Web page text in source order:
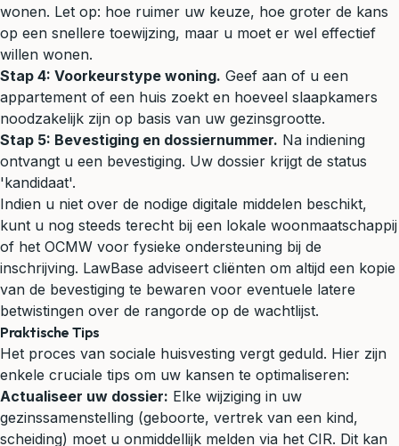
wonen. Let op: hoe ruimer uw keuze, hoe groter de kans
op een snellere toewijzing, maar u moet er wel effectief
willen wonen.
Stap 4: Voorkeurstype woning. Geef aan of u een
appartement of een huis zoekt en hoeveel slaapkamers
noodzakelijk zijn op basis van uw gezinsgrootte.
Stap 5: Bevestiging en dossiernummer. Na indiening
ontvangt u een bevestiging. Uw dossier krijgt de status
'kandidaat'.
Indien u niet over de nodige digitale middelen beschikt,
kunt u nog steeds terecht bij een lokale woonmaatschappij
of het OCMW voor fysieke ondersteuning bij de
inschrijving. LawBase adviseert cliënten om altijd een kopie
van de bevestiging te bewaren voor eventuele latere
betwistingen over de rangorde op de wachtlijst.
Praktische Tips
Het proces van sociale huisvesting vergt geduld. Hier zijn
enkele cruciale tips om uw kansen te optimaliseren:
Actualiseer uw dossier: Elke wijziging in uw
gezinssamenstelling (geboorte, vertrek van een kind,
scheiding) moet u onmiddellijk melden via het CIR. Dit kan